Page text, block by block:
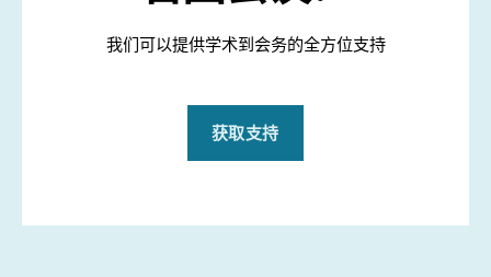
我们可以提供学术到会务的全方位支持
获取支持